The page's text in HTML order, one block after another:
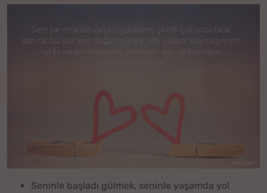
Seninle başladı gülmek, seninle yaşamda yol